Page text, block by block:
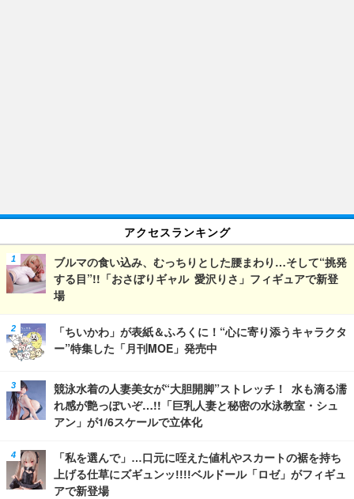
アクセスランキング
ブルマの食い込み、むっちりとした腰まわり…そして“挑発
する目”!!「おさぼりギャル 愛沢りさ」フィギュアで新登
場
「ちいかわ」が表紙＆ふろくに！“心に寄り添うキャラクタ
ー”特集した「月刊MOE」発売中
競泳水着の人妻美女が“大胆開脚”ストレッチ！ 水も滴る濡
れ感が艶っぽいぞ…!!「巨乳人妻と秘密の水泳教室・シュ
アン」が1/6スケールで立体化
「私を選んで」…口元に咥えた値札やスカートの裾を持ち
上げる仕草にズギュンッ!!!!ベルドール「ロゼ」がフィギュ
アで新登場